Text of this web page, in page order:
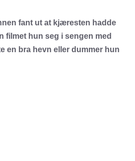
fant ut at kjæresten hadde
filmet hun seg i sengen med
en bra hevn eller dummer hun